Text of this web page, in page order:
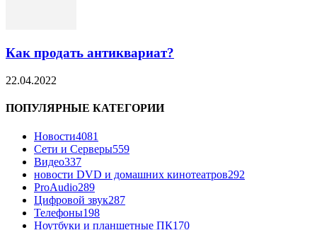
Как продать антиквариат?
22.04.2022
ПОПУЛЯРНЫЕ КАТЕГОРИИ
Новости4081
Сети и Серверы559
Видео337
новости DVD и домашних кинотеатров292
ProAudio289
Цифровой звук287
Телефоны198
Ноутбуки и планшетные ПК170